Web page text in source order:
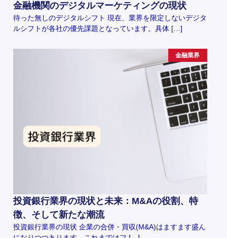
金融機関のデジタルマーケティングの現状
待った無しのデジタルシフト 現在、業界を限定しないデジタ
ルシフトが各社の優先課題となっています。具体 […]
金融業界
投資銀行業界の現状と未来：M&Aの役割、特
徴、そして新たな潮流
投資銀行業界の現状 企業の合併・買収(M&A)はますます盛ん